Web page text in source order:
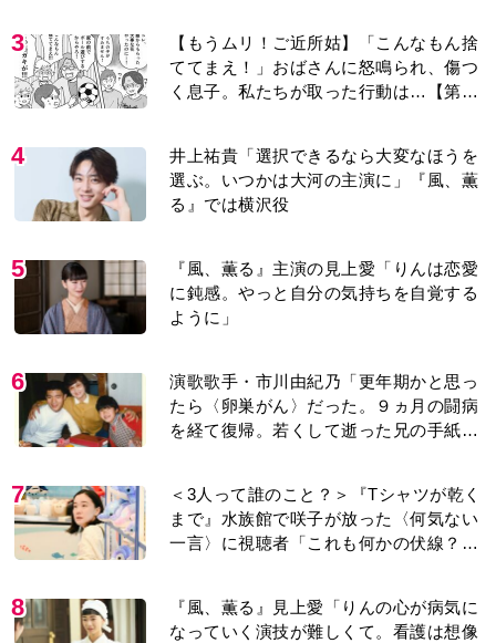
3
【もうムリ！ご近所姑】「こんなもん捨
ててまえ！」おばさんに怒鳴られ、傷つ
く息子。私たちが取った行動は…【第3
4
井上祐貴「選択できるなら大変なほうを
選ぶ。いつかは大河の主演に」『風、薫
る』では横沢役
5
『風、薫る』主演の見上愛「りんは恋愛
に鈍感。やっと自分の気持ちを自覚する
ように」
6
演歌歌手・市川由紀乃「更年期かと思っ
たら〈卵巣がん〉だった。９ヵ月の闘病
を経て復帰。若くして逝った兄の手紙を
7
＜3人って誰のこと？＞『Tシャツが乾く
まで』水族館で咲子が放った〈何気ない
一言〉に視聴者「これも何かの伏線？」
8
『風、薫る』見上愛「りんの心が病気に
なっていく演技が難しくて。看護は想像